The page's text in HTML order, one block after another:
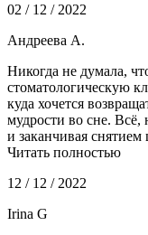
02 / 12 / 2022
Андреева А.
Никогда не думала,
стоматологическую
куда хочется
мудрости во сне. Всё,
и заканчивая
Читать полностью
12 / 12 / 2022
Irina G